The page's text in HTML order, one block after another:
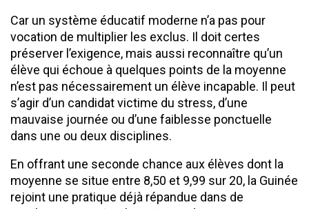
Car un système éducatif moderne n’a pas pour
vocation de multiplier les exclus. Il doit certes
préserver l’exigence, mais aussi reconnaître qu’un
élève qui échoue à quelques points de la moyenne
n’est pas nécessairement un élève incapable. Il peut
s’agir d’un candidat victime du stress, d’une
mauvaise journée ou d’une faiblesse ponctuelle
dans une ou deux disciplines.
En offrant une seconde chance aux élèves dont la
moyenne se situe entre 8,50 et 9,99 sur 20, la Guinée
rejoint une pratique déjà répandue dans de